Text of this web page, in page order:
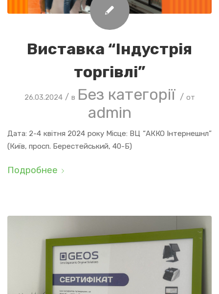
Виставка “Індустрія
торгівлі”
26.03.2024 / в Без категорії / от
admin
Дата: 2-4 квітня 2024 року Місце: ВЦ “АККО Інтернешнл”
(Київ, просп. Берестейський, 40-Б)
Подробнее